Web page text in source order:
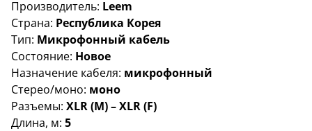
Производитель: Leem
Страна: Республика Корея
Тип: Микрофонный кабель
Состояние: Новое
Назначение кабеля: микрофонный
Стерео/моно: моно
Разъемы: XLR (M) – XLR (F)
Длина, м: 5